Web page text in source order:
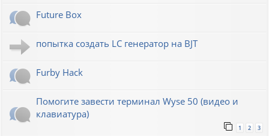
Future Box
попытка создать LC генератор на BJT
Furby Hack
Помогите завести терминал Wyse 50 (видео и
клавиатура)
1 2 3